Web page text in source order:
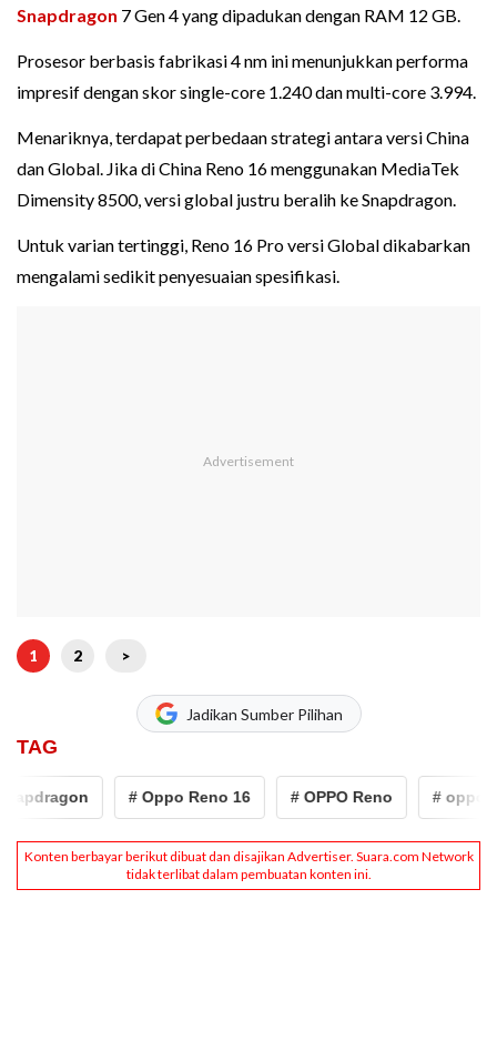
Snapdragon 7 Gen 4 yang dipadukan dengan RAM 12 GB.
Prosesor berbasis fabrikasi 4 nm ini menunjukkan performa
impresif dengan skor single-core 1.240 dan multi-core 3.994.
Menariknya, terdapat perbedaan strategi antara versi China
dan Global. Jika di China Reno 16 menggunakan MediaTek
Dimensity 8500, versi global justru beralih ke Snapdragon.
Untuk varian tertinggi, Reno 16 Pro versi Global dikabarkan
mengalami sedikit penyesuaian spesifikasi.
1 2 >
Jadikan Sumber Pilihan
TAG
# Oppo Reno 16 # OPPO Reno # oppo